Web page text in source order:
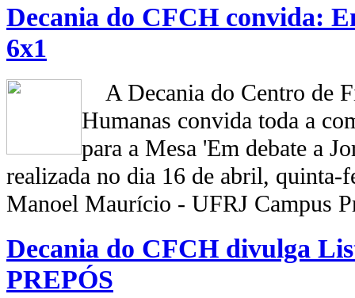
Decania do CFCH convida:
6x1
A Decania do Centro de
Humanas convida toda a
para a Mesa 'Em debate a
realizada no dia 16 de abril,
Manoel Maurício - UFRJ Campus
Decania do CFCH divulga
PREPÓS